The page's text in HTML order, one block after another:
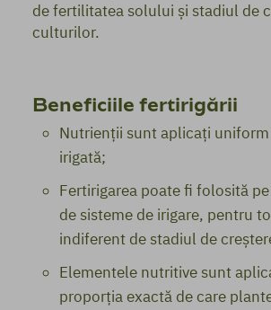
de fertilitatea solului și stadiul de
culturilor.
Beneficiile fertirigării
Nutrienții sunt aplicați uniform
irigată;
Fertirigarea poate fi folosită
de sisteme de irigare, pentru
indiferent de stadiul de
Elementele nutritive sunt
proporția exactă de care